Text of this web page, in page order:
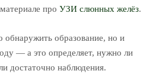
про УЗИ слюнных желёз.
обнаружить образование, но и
— а это определяет, нужно ли
достаточно наблюдения.